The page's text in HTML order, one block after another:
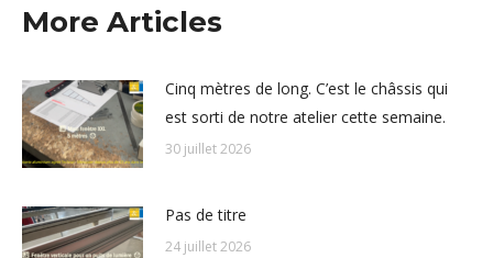
More Articles
Cinq mètres de long. C’est le châssis qui
est sorti de notre atelier cette semaine.
30 juillet 2026
Pas de titre
24 juillet 2026